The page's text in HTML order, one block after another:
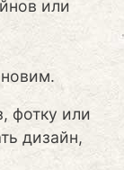
или
фотку или
дизайн,